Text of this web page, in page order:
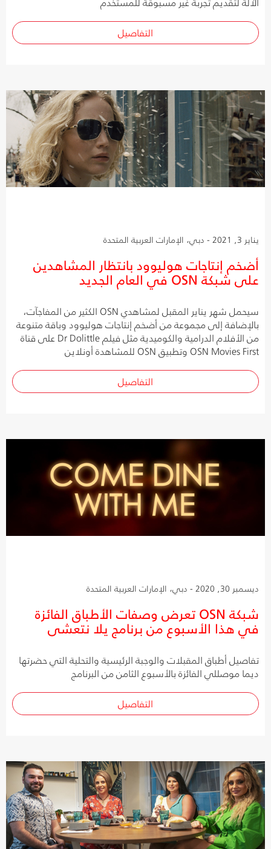
التفاصيل
يناير 3, 2021 - دبي، الإمارات العربية المتحدة
أضخم إنتاجات هوليوود بانتظار المشاهدين
على شبكة OSN في العام الجديد
سيحمل شهر يناير المقبل لمشاهدي OSN الكثير من المفاجآت،
بالإضافة إلى مجموعة من أضخم إنتاجات هوليوود وباقة متنوعة
من الأفلام الدرامية والكوميدية مثل فيلم Dr Dolittle على قناة
OSN Movies First وتطبيق OSN للمشاهدة أونلاين
التفاصيل
ديسمبر 30, 2020 - دبي، الإمارات العربية المتحدة
شبكة OSN تعرض وصفات الأطباق الفائزة
في هذا الأسبوع من برنامج يلا نتعشى
تفاصيل أطباق المقبلات والوجبة الرئيسية والتحلية التي حضرتها
ديما موصللي الفائزة بالأسبوع الثامن من البرنامج
التفاصيل